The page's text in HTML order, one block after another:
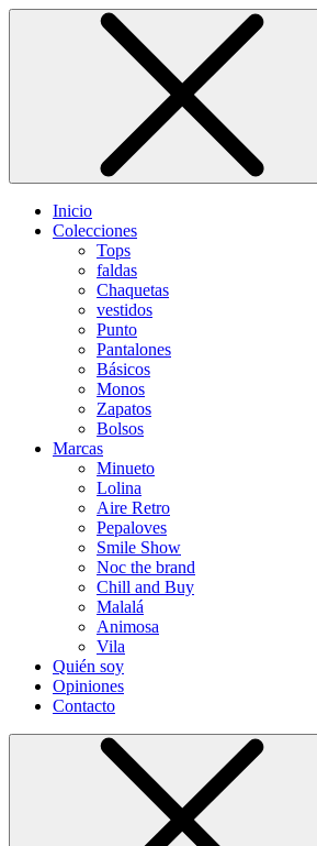
Inicio
Colecciones
Tops
faldas
Chaquetas
vestidos
Punto
Pantalones
Básicos
Monos
Zapatos
Bolsos
Marcas
Minueto
Lolina
Aire Retro
Pepaloves
Smile Show
Noc the brand
Chill and Buy
Malalá
Animosa
Vila
Quién soy
Opiniones
Contacto